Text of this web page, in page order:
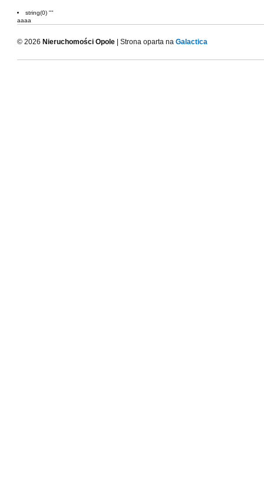
string(0) ""
aaaa
© 2026 Nieruchomości Opole | Strona oparta na Galactica